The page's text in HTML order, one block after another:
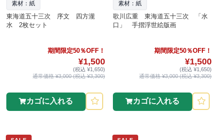
素材：紙
東海道五十三次 序文 四方瀧
水 2枚セット
期間限定50％OFF！
¥1,500
(税込 ¥1,650)
通常価格 ¥3,000 (税込 ¥3,300)
カゴに入れる
素材：紙
歌川広重 東海道五十三次 「水
口」 手摺浮世絵版画
期間限定50％OFF！
¥1,500
(税込 ¥1,650)
通常価格 ¥3,000 (税込 ¥3,300)
カゴに入れる